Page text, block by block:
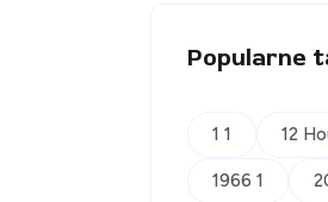
Popularne
1 1 12
1966 1